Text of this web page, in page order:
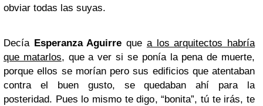
obviar todas las suyas.
Decía Esperanza Aguirre que a los arquitectos habría
que matarlos, que a ver si se ponía la pena de muerte,
porque ellos se morían pero sus edificios que atentaban
contra el buen gusto, se quedaban ahí para la
posteridad. Pues lo mismo te digo, “bonita”, tú te irás, te